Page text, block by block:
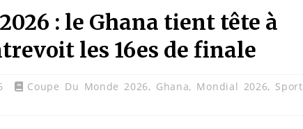
: le Ghana tient tête à
les 16es de finale
Coupe Du Monde 2026, Ghana, Mondial 2026, Sport